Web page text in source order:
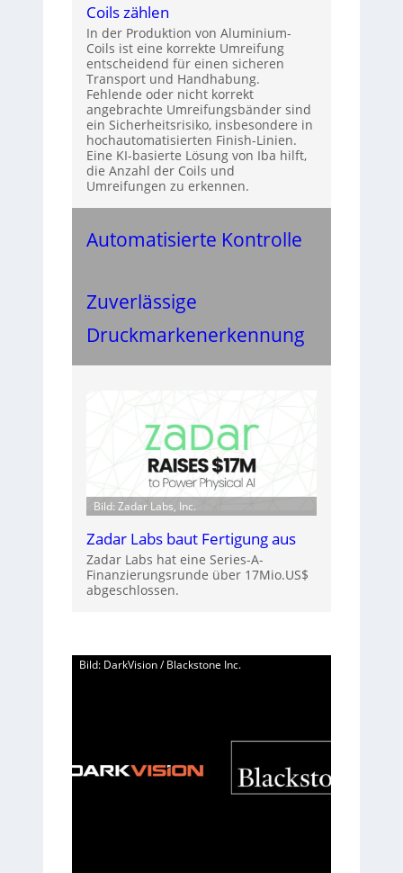
Coils zählen
In der Produktion von Aluminium-
Coils ist eine korrekte Umreifung
entscheidend für einen sicheren
Transport und Handhabung.
Fehlende oder nicht korrekt
angebrachte Umreifungsbänder sind
ein Sicherheitsrisiko, insbesondere in
hochautomatisierten Finish-Linien.
Eine KI-basierte Lösung von Iba hilft,
die Anzahl der Coils und
Umreifungen zu erkennen.
Automatisierte Kontrolle
Zuverlässige
Druckmarkenerkennung
Bild: Zadar Labs, Inc.
Zadar Labs baut Fertigung aus
Zadar Labs hat eine Series-A-
Finanzierungsrunde über 17Mio.US$
abgeschlossen.
Bild: DarkVision / Blackstone Inc.